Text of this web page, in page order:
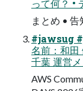
って何？ •
まとめ •
#jawsug
名前：和
千葉 運営
AWS